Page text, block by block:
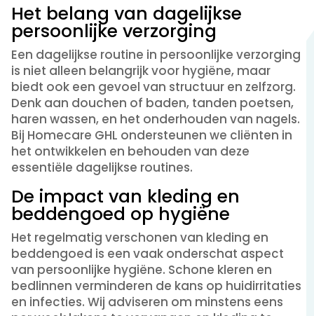
Het belang van dagelijkse
persoonlijke verzorging
Een dagelijkse routine in persoonlijke verzorging
is niet alleen belangrijk voor hygiëne, maar
biedt ook een gevoel van structuur en zelfzorg.
Denk aan douchen of baden, tanden poetsen,
haren wassen, en het onderhouden van nagels.
Bij Homecare GHL ondersteunen we cliënten in
het ontwikkelen en behouden van deze
essentiële dagelijkse routines.
De impact van kleding en
beddengoed op hygiëne
Het regelmatig verschonen van kleding en
beddengoed is een vaak onderschat aspect
van persoonlijke hygiëne. Schone kleren en
bedlinnen verminderen de kans op huidirritaties
en infecties. Wij adviseren om minstens eens